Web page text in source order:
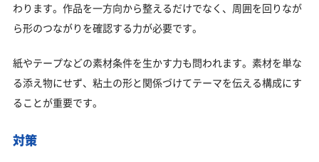
わります。作品を一方向から整えるだけでなく、周囲を回りなが
ら形のつながりを確認する力が必要です。
紙やテープなどの素材条件を生かす力も問われます。素材を単な
る添え物にせず、粘土の形と関係づけてテーマを伝える構成にす
ることが重要です。
対策